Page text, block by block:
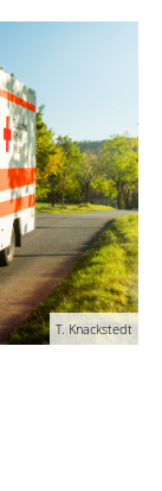
T. Knackstedt